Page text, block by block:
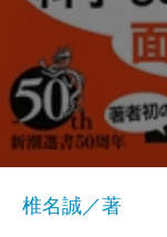
椎名誠／著